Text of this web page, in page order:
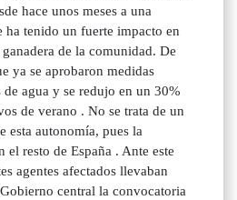
hace unos meses a una
ha tenido un fuerte impacto en
de la comunidad. De
ya se aprobaron medidas
agua y se redujo en un 30%
de verano . No se trata de un
esta autonomía, pues la
el resto de España . Ante este
agentes afectados llevaban
central la convocatoria